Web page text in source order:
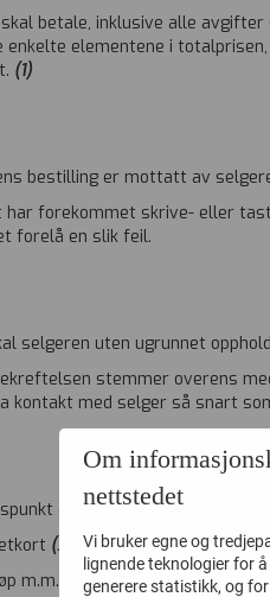
betale, inklusive alle
elementene i
(1)
bestilling er mottatt av
forekommet skrive- eller
forelå en slik feil.
selgeren uten ugrunnet
stemmer overens
kontakt med selger så snart
den blir sendt fra selgeren
(3) ved betaling, kan
m.m. komme til anvendelse. (5)
Om
nettstedet
Vi bruker egne og
lignende teknologier for
generere statistikk, og